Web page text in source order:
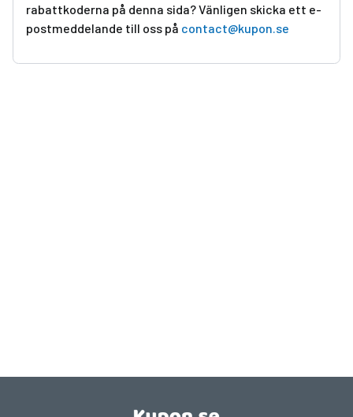
rabattkoderna på denna sida? Vänligen skicka ett e-
postmeddelande till oss på contact@kupon.se